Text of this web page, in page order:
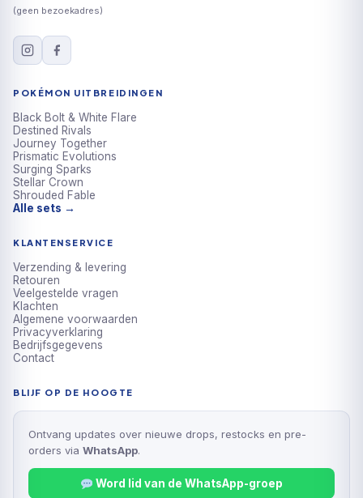
(geen bezoekadres)
POKÉMON UITBREIDINGEN
Black Bolt & White Flare
Destined Rivals
Journey Together
Prismatic Evolutions
Surging Sparks
Stellar Crown
Shrouded Fable
Alle sets →
KLANTENSERVICE
Verzending & levering
Retouren
Veelgestelde vragen
Klachten
Algemene voorwaarden
Privacyverklaring
Bedrijfsgegevens
Contact
BLIJF OP DE HOOGTE
Ontvang updates over nieuwe drops, restocks en pre-
orders via WhatsApp.
Word lid van de WhatsApp-groep